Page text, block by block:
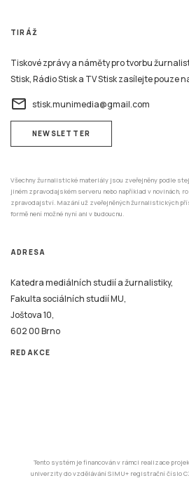
TIRÁŽ
Tiskové zprávy a náměty pro tvorbu
Stisk, Rádio Stisk a TV Stisk zasílejte pouze
email stisk.munimedia@gmail.com
NEWSLETTER
Všechny žurnalistické materiály jsou zveřejněny podle
jiném zpravodajském serveru nebo například v novinách,
zpravodajství. Mazání už zveřejněných žurnalistických
formě není možné nyní ani v budoucnu.
ADRESA
Katedra mediálních studií a žurnalistiky,
Fakulta sociálních studií MU,
Joštova 10,
602 00 Brno
REDAKCE
Tento systém je financován v rámci realizace
univerzity do vzdělávání SIMU+ registrační číslo